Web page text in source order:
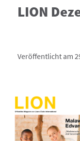
LION
Veröffentlicht am